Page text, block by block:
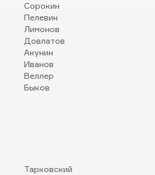
Сорокин
Пелевин
Лимонов
Довлатов
Акунин
Иванов
Веллер
Быков
Тарковский